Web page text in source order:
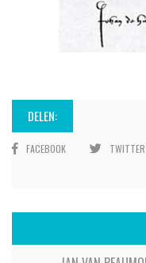
DELEN:
FACEBOOK TWITTER